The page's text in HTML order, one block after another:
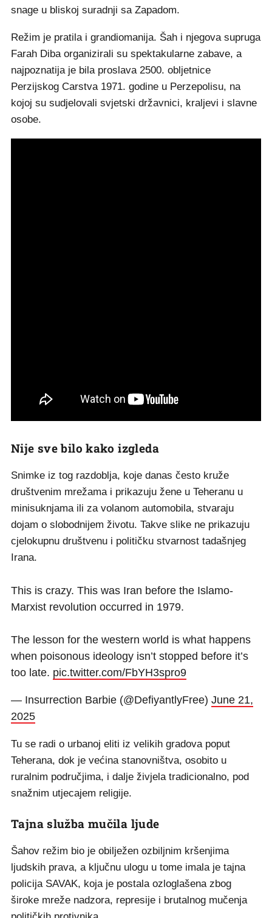
snage u bliskoj suradnji sa Zapadom.
Režim je pratila i grandiomanija. Šah i njegova supruga
Farah Diba organizirali su spektakularne zabave, a
najpoznatija je bila proslava 2500. obljetnice
Perzijskog Carstva 1971. godine u Perzepolisu, na
kojoj su sudjelovali svjetski državnici, kraljevi i slavne
osobe.
Nije sve bilo kako izgleda
Snimke iz tog razdoblja, koje danas često kruže
društvenim mrežama i prikazuju žene u Teheranu u
minisuknjama ili za volanom automobila, stvaraju
dojam o slobodnijem životu. Takve slike ne prikazuju
cjelokupnu društvenu i političku stvarnost tadašnjeg
Irana.
This is crazy. This was Iran before the Islamo-
Marxist revolution occurred in 1979.
The lesson for the western world is what happens
when poisonous ideology isn’t stopped before it’s
too late.
pic.twitter.com/FbYH3spro9
— Insurrection Barbie (@DefiyantlyFree) June 21,
2025
Tu se radi o urbanoj eliti iz velikih gradova poput
Teherana, dok je većina stanovništva, osobito u
ruralnim područjima, i dalje živjela tradicionalno, pod
snažnim utjecajem religije.
Tajna služba mučila ljude
Šahov režim bio je obilježen ozbiljnim kršenjima
ljudskih prava, a ključnu ulogu u tome imala je tajna
policija SAVAK, koja je postala ozloglašena zbog
široke mreže nadzora, represije i brutalnog mučenja
političkih protivnika.